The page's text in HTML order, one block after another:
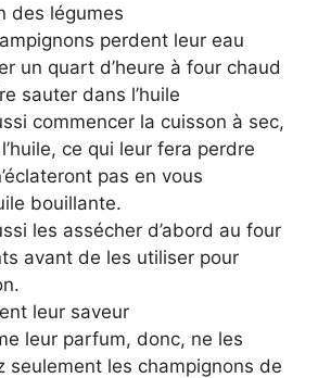
des légumes
perdent leur eau
un quart d’heure à four chaud
sauter dans l’huile
commencer la cuisson à sec,
ce qui leur fera perdre
pas en vous
bouillante.
les assécher d’abord au four
avant de les utiliser pour
leur saveur
leur parfum, donc, ne les
seulement les champignons de